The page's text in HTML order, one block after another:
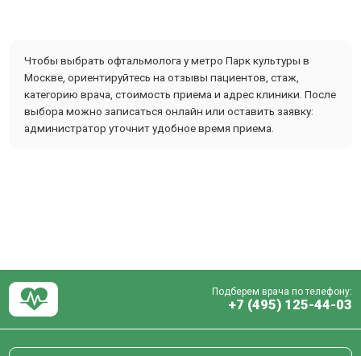
Чтобы выбрать офтальмолога у метро Парк культуры в
Москве, ориентируйтесь на отзывы пациентов, стаж,
категорию врача, стоимость приема и адрес клиники. После
выбора можно записаться онлайн или оставить заявку:
администратор уточнит удобное время приема.
Подберем врача по телефону:
+7 (495) 125-44-03